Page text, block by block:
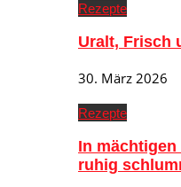
Rezepte
Uralt, Frisch
30. März 2026
Rezepte
In
ruhig